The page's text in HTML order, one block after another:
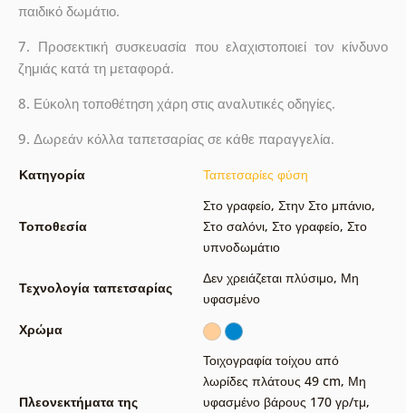
παιδικό δωμάτιο.
7. Προσεκτική συσκευασία που ελαχιστοποιεί τον κίνδυνο
ζημιάς κατά τη μεταφορά.
8. Εύκολη τοποθέτηση χάρη στις αναλυτικές οδηγίες.
9. Δωρεάν κόλλα ταπετσαρίας σε κάθε παραγγελία.
Κατηγορία Ταπετσαρίες φύση
Τοποθεσία
Στο γραφείο, Στην Στο μπάνιο,
Στο σαλόνι, Στο γραφείο, Στο
υπνοδωμάτιο
Τεχνολογία ταπετσαρίας
Δεν χρειάζεται πλύσιμο, Μη
υφασμένο
Χρώμα
Πλεονεκτήματα της
Τοιχογραφία τοίχου από
λωρίδες πλάτους 49 cm, Μη
υφασμένο βάρους 170 γρ/τμ,